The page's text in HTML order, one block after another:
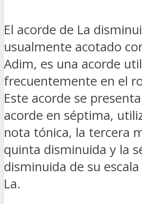
El acorde de La
usualmente acotado
Adim, es una acorde
frecuentemente en el
Este acorde se
acorde en séptima,
nota tónica, la tercera
quinta disminuida y la
disminuida de su
La.